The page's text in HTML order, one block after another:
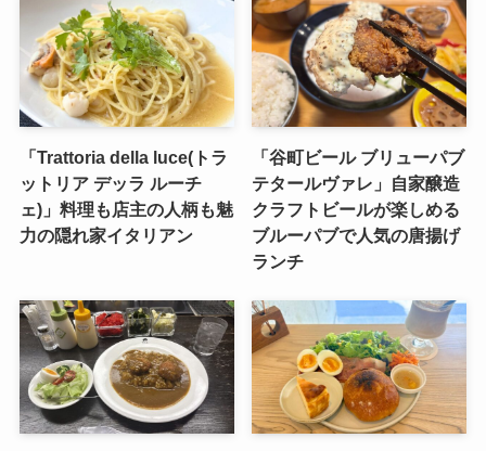
「Trattoria della luce(トラ
ットリア デッラ ルーチ
ェ)」料理も店主の人柄も魅
力の隠れ家イタリアン
「谷町ビール ブリューパブ
テタールヴァレ」自家醸造
クラフトビールが楽しめる
ブルーパブで人気の唐揚げ
ランチ